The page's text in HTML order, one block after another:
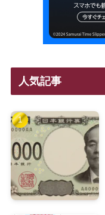
人気記事